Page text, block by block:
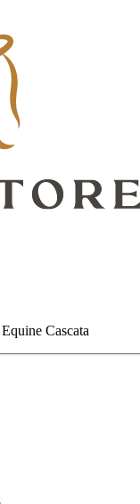
Cascata